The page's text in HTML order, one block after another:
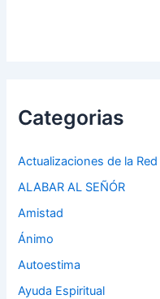
Categorias
Actualizaciones de la Red
ALABAR AL SEÑÓR
Amistad
Ánimo
Autoestima
Ayuda Espiritual